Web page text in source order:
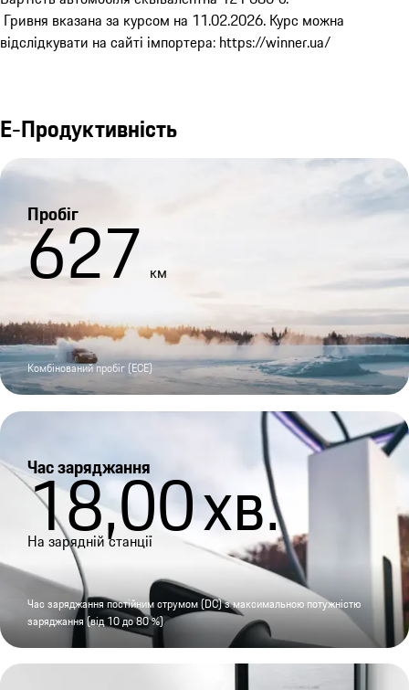
відслідкувати на сайті імпортера: https://winner.ua/
Е-Продуктивність
Пробіг
627 км
Комбінований пробіг (ECE)
Час заряджання
18,00хв.
На зарядній станції
Час заряджання постійним струмом (DC) з максимальною потужністю
заряджання (від 10 до 80 %)